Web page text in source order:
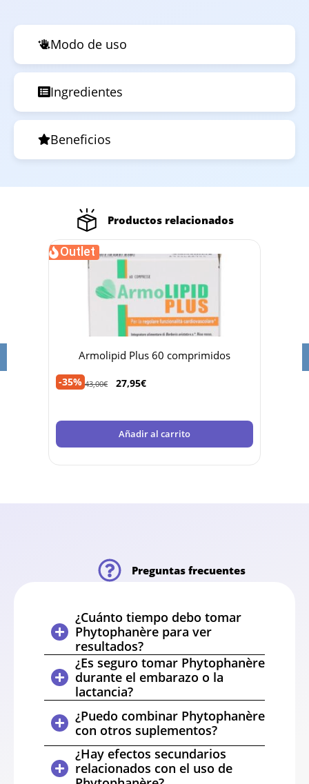
Modo de uso
Ingredientes
Beneficios
Productos relacionados
Outlet
Armolipid Plus 60 comprimidos
-35% 43,00€ 27,95€
Añadir al carrito
Preguntas frecuentes
¿Cuánto tiempo debo tomar
Phytophanère para ver
resultados?
¿Es seguro tomar Phytophanère
durante el embarazo o la
lactancia?
¿Puedo combinar Phytophanère
con otros suplementos?
¿Hay efectos secundarios
relacionados con el uso de